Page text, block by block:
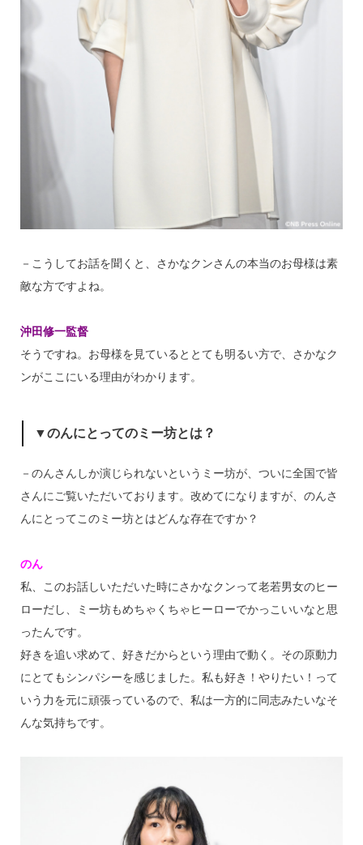
－こうしてお話を聞くと、さかなクンさんの本当のお母様は素
敵な方ですよね。
沖田修一監督
そうですね。お母様を見ているととても明るい方で、さかなク
ンがここにいる理由がわかります。
▼のんにとってのミー坊とは？
－のんさんしか演じられないというミー坊が、ついに全国で皆
さんにご覧いただいております。改めてになりますが、のんさ
んにとってこのミー坊とはどんな存在ですか？
のん
私、このお話しいただいた時にさかなクンって老若男女のヒー
ローだし、ミー坊もめちゃくちゃヒーローでかっこいいなと思
ったんです。
好きを追い求めて、好きだからという理由で動く。その原動力
にとてもシンパシーを感じました。私も好き！やりたい！って
いう力を元に頑張っているので、私は一方的に同志みたいなそ
んな気持ちです。